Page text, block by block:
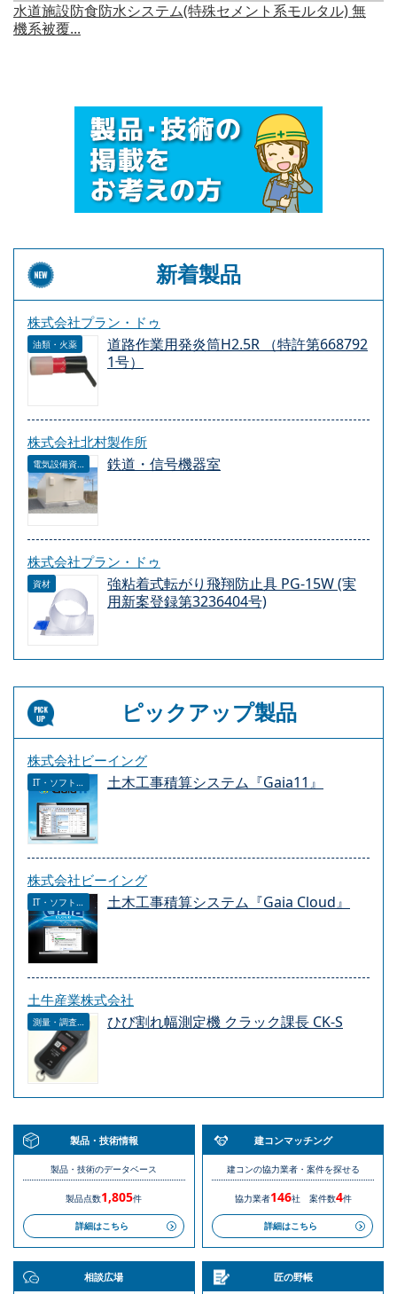
水道施設防食防水システム(特殊セメント系モルタル) 無
機系被覆...
新着製品
株式会社プラン・ドゥ
油類・火薬
道路作業用発炎筒H2.5R （特許第668792
1号）
株式会社北村製作所
電気設備資材 鉄道・信号機器室
株式会社プラン・ドゥ
資材
強粘着式転がり飛翔防止具 PG-15W (実
用新案登録第3236404号)
ピックアップ製品
株式会社ビーイング
IT・ソフトウェア 土木工事積算システム『Gaia11』
株式会社ビーイング
IT・ソフトウェア 土木工事積算システム『Gaia Cloud』
土牛産業株式会社
測量・調査・サービス ひび割れ幅測定機 クラック課長 CK-S
製品・技術情報
製品・技術のデータベース
製品点数1,805件
詳細はこちら
建コンマッチング
建コンの協力業者・案件を探せる
協力業者146社 案件数4件
詳細はこちら
相談広場 匠の野帳